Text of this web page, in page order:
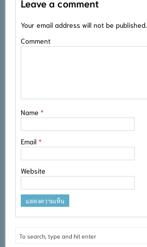
Leave a comment
Your email address will not be published.
Comment
Name*
Email*
Website